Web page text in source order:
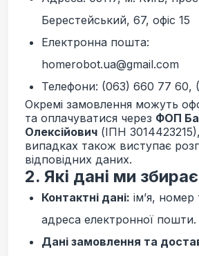
Берестейський, 67, офіс 15
Електронна пошта:
homerobot.ua@gmail.com
Телефони: (063) 660 77 60,
Окремі замовлення можуть
та оплачуватися через ФОП
Олексійович (ІПН
випадках також виступає
відповідних даних.
2. Які дані ми
Контактні дані: ім’я,
адреса електронної пошти.
Дані замовлення та